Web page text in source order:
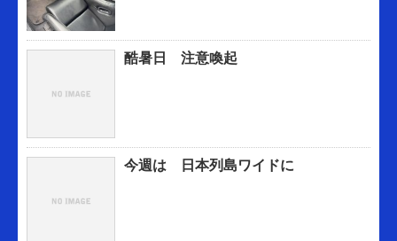
酷暑日 注意喚起
今週は 日本列島ワイドに